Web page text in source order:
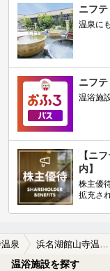
ニフ
温泉に
ニフ
温浴施
【ニ
内】
株主優
拡充さ
泉 浜名湖館山寺温泉 かんざんじ 堀江の庄
温浴施設を探す